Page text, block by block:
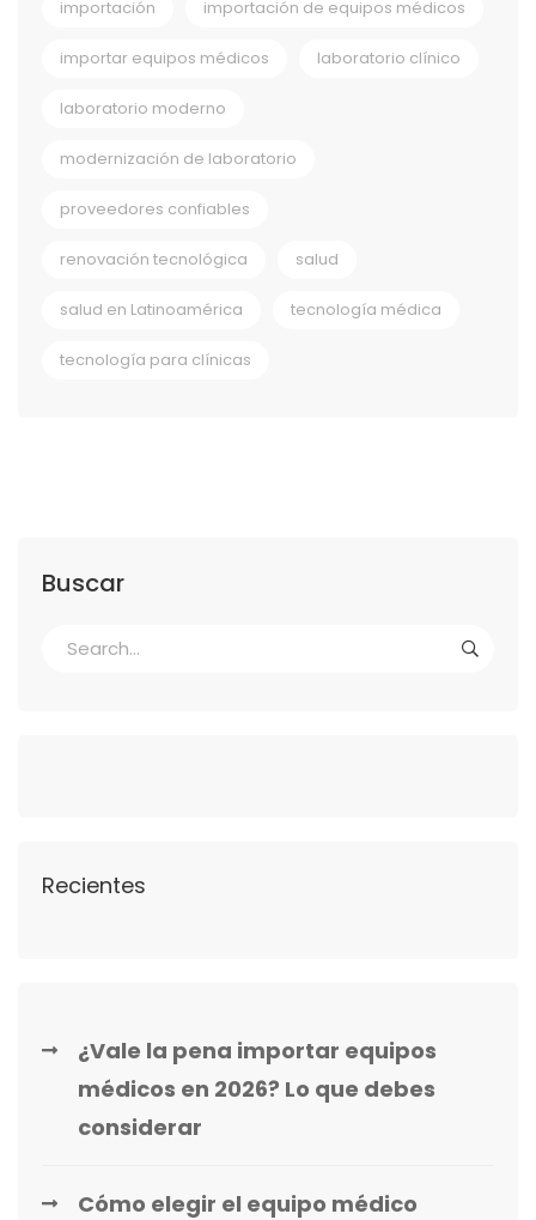
importación importación de equipos médicos
importar equipos médicos laboratorio clínico
laboratorio moderno
modernización de laboratorio
proveedores confiables
renovación tecnológica salud
salud en Latinoamérica tecnología médica
tecnología para clínicas
Buscar
Recientes
¿Vale la pena importar equipos
médicos en 2026? Lo que debes
considerar
Cómo elegir el equipo médico